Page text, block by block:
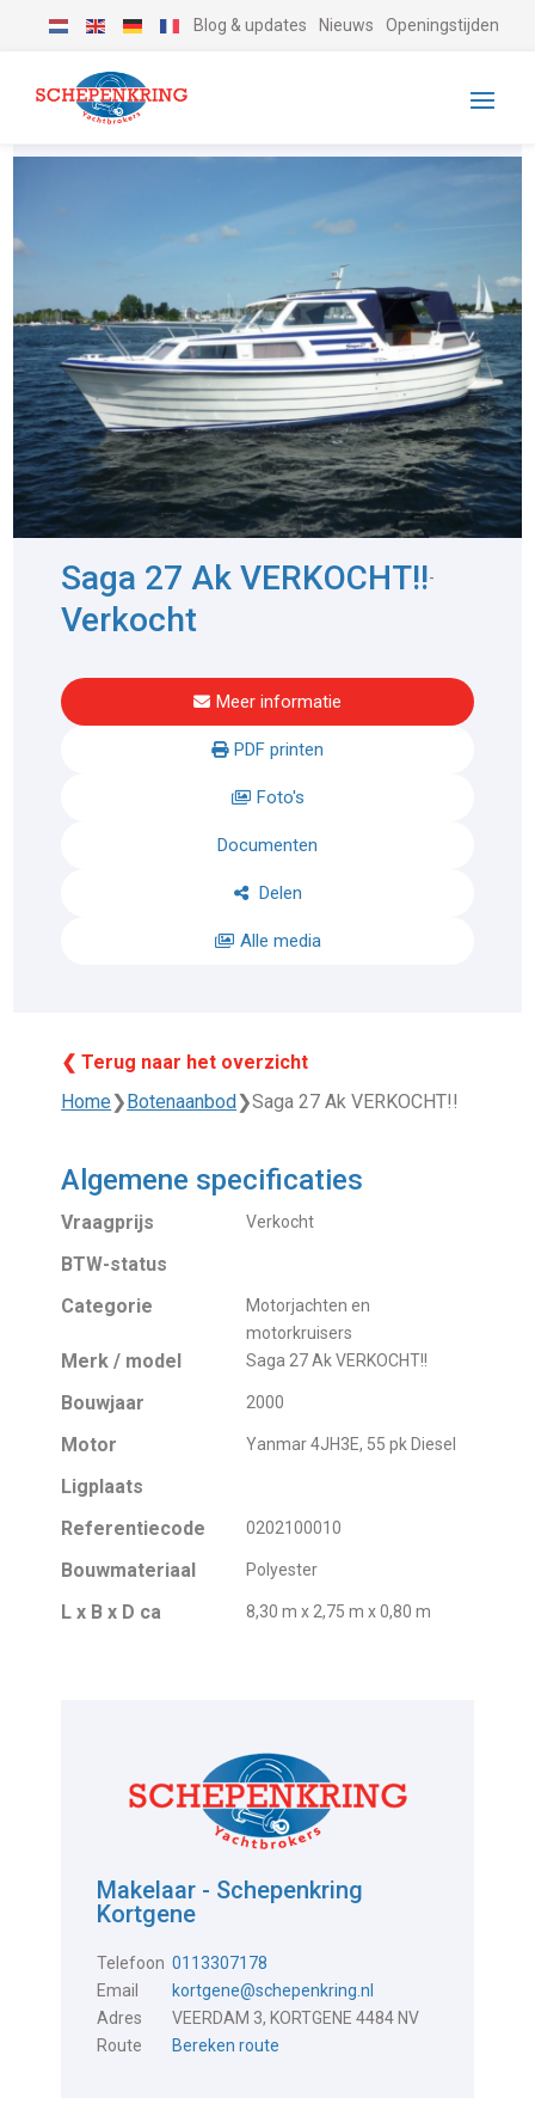
Blog & updates Nieuws Openingstijden
Saga 27 Ak VERKOCHT!!-
Verkocht
Meer informatie
PDF printen
Foto's
Documenten
Delen
Alle media
❮ Terug naar het overzicht
Home❯ Botenaanbod ❯Saga 27 Ak VERKOCHT!!
Algemene specificaties
Vraagprijs Verkocht
BTW-status
Categorie
Motorjachten en
motorkruisers
Merk / model Saga 27 Ak VERKOCHT!!
Bouwjaar 2000
Motor Yanmar 4JH3E, 55 pk Diesel
Ligplaats
Referentiecode
0202100010
Bouwmateriaal Polyester
L x B x D ca 8,30 m x 2,75 m x 0,80 m
Makelaar - Schepenkring
Kortgene
Telefoon 0113307178
Email
kortgene@schepenkring.nl
Adres
VEERDAM 3, KORTGENE 4484 NV
Route
Bereken route